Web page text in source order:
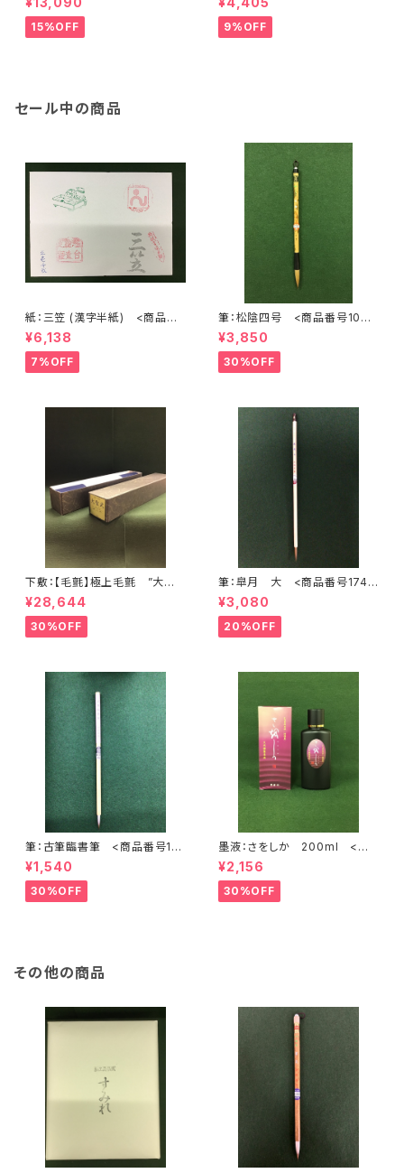
品番号1200>
15%OFF 9%OFF
セール中の商品
紙：三笠 (漢字半紙) <商品番
号1202>
¥6,138
7%OFF
筆：松陰四号 <商品番号1072
>
¥3,850
30%OFF
下敷：【毛氈】極上毛氈 ”大聖
武” 2500×900mm (2尺×8尺
判) 紺３ミリ <商品番号136
8>
¥28,644
30%OFF
筆：皐月 大 <商品番号1748
>
¥3,080
20%OFF
筆：古筆臨書筆 <商品番号17
47>
¥1,540
30%OFF
墨液：さをしか 200ml <商
品番号1625>
¥2,156
30%OFF
その他の商品